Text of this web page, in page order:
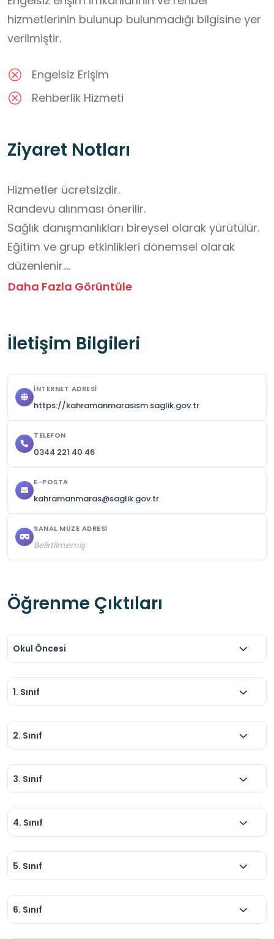
hizmetlerinin bulunup bulunmadığı bilgisine yer
verilmiştir.
Engelsiz Erişim
Rehberlik Hizmeti
Ziyaret Notları
Hizmetler ücretsizdir.
Randevu alınması önerilir.
Sağlık danışmanlıkları bireysel olarak yürütülür.
Eğitim ve grup etkinlikleri dönemsel olarak
düzenlenir.
Hafta sonu hizmet verilmemektedir.
Daha Fazla Görüntüle
İletişim Bilgileri
İNTERNET ADRESI
https://kahramanmarasism.saglik.gov.tr
TELEFON
0344 221 40 46
E-POSTA
kahramanmaras@saglik.gov.tr
SANAL MÜZE ADRESI
Belirtilmemiş
Öğrenme Çıktıları
Okul Öncesi
1. Sınıf
2. Sınıf
3. Sınıf
4. Sınıf
5. Sınıf
6. Sınıf